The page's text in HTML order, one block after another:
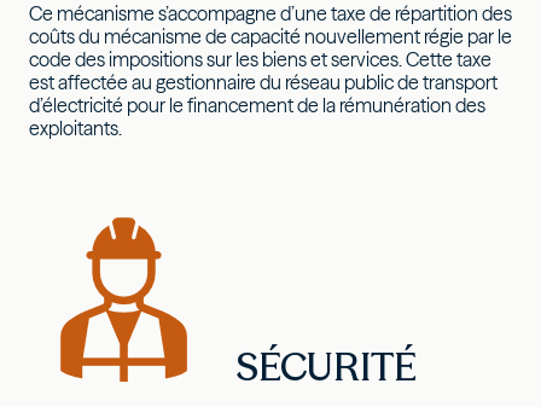
Ce mécanisme s’accompagne d’une taxe de répartition des
coûts du mécanisme de capacité nouvellement régie par le
code des impositions sur les biens et services. Cette taxe
est affectée au gestionnaire du réseau public de transport
d’électricité pour le financement de la rémunération des
exploitants.
SÉCURITÉ